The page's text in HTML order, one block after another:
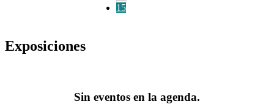
15
Exposiciones
Sin eventos en la agenda.